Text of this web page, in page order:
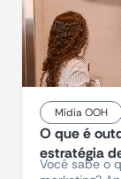
Mídia OOH
O que é
estratégia
Você sabe o